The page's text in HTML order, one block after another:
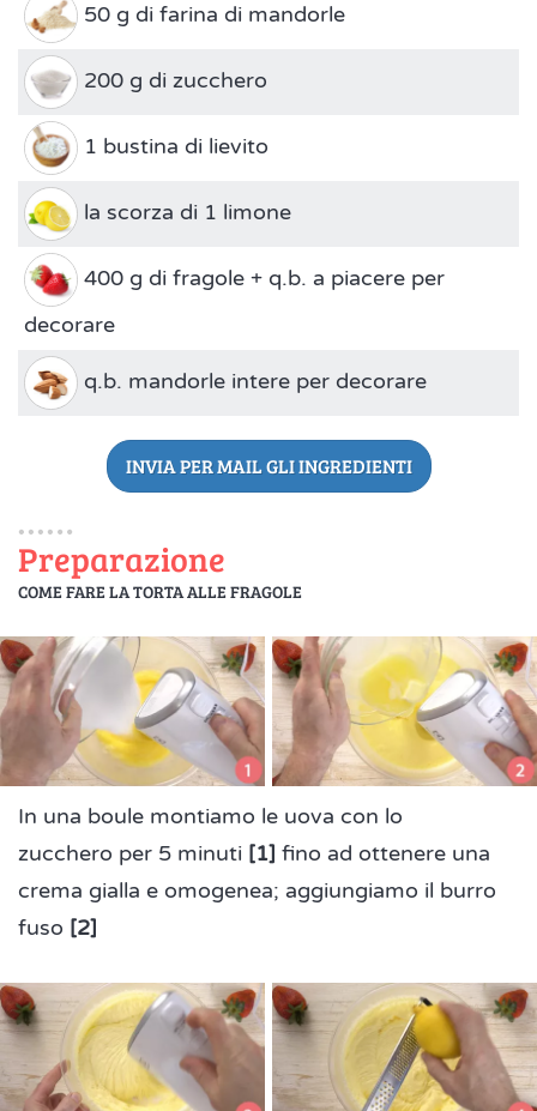
50 g di farina di mandorle
200 g di zucchero
1 bustina di lievito
la scorza di 1 limone
400 g di fragole + q.b. a piacere per
decorare
q.b. mandorle intere per decorare
INVIA PER MAIL GLI INGREDIENTI
Preparazione
COME FARE LA TORTA ALLE FRAGOLE
In una boule montiamo le uova con lo
zucchero per 5 minuti [1] fino ad ottenere una
crema gialla e omogenea; aggiungiamo il burro
fuso [2]